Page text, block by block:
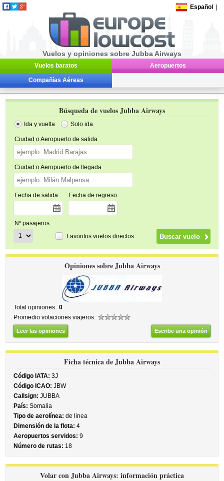
Español
Vuelos y opiniones sobre Jubba Airways
Vuelos baratos Aeropuertos
Compañías Aéreas
Búsqueda de vuelos Jubba Airways
Ida y vuelta Solo ida
Ciudad o Aeropuerto de salida
Ciudad o Aeropuerto de llegada
Fecha de salida Fecha de regreso
Nº pasajeros
Favoritos vuelos directos
Opiniones sobre Jubba Airways
Total opiniones: 0
Promedio votaciones viajeros:
Leer las opiniones Escribe una opinión
Ficha técnica de Jubba Airways
Código IATA: 3J
Código ICAO: JBW
Callsign: JUBBA
País: Somalia
Tipo de aerolínea: de linea
Dimensión de la flota: 4
Aeropuertos servidos: 9
Número de rutas: 18
Volar con Jubba Airways: información práctica